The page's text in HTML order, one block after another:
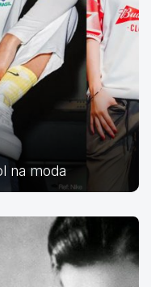
na moda